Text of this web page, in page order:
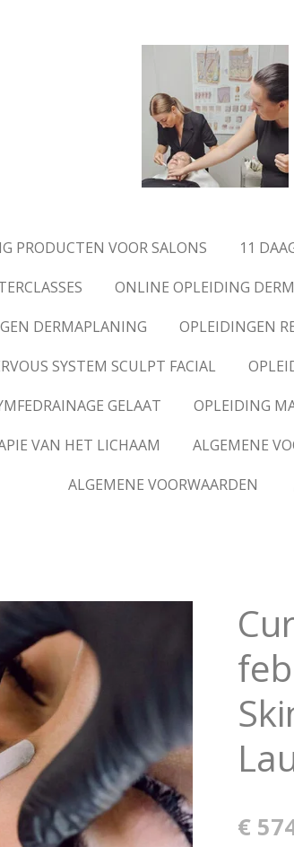
PRODUCTEN VOOR SALONS
11
ONLINE OPLEIDING
DERMAPLANING
OPLEIDINGEN
SYSTEM SCULPT FACIAL
GELAAT
OPLEIDING
VAN HET LICHAAM
ALGEMENE
ALGEMENE VOORWAARDEN
€